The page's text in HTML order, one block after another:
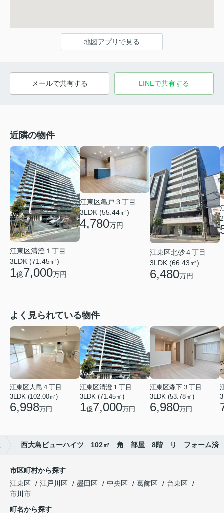
地図アプリで見る
メールで共有する LINEで共有する
近隣の物件
江東区清澄１丁目
3LDK (71.45㎡)
1億7,000万円
江東区亀戸３丁目
3LDK (55.44㎡)
4,780万円
江東区北砂４丁目
3LDK (66.43㎡)
6,480万円
よく見られている物件
江東区大島４丁目
3LDK (102.00㎡)
6,998万円
江東区清澄１丁目
3LDK (71.45㎡)
1億7,000万円
江東区森下３丁目
3LDK (53.78㎡)
6,980万円
西大島ビューハイツ 102㎡ 角 部屋 8階 リ フォーム済
市区町村から探す
江東区
江戸川区 墨田区 中央区 葛飾区
台東区
市川市
町名から探す